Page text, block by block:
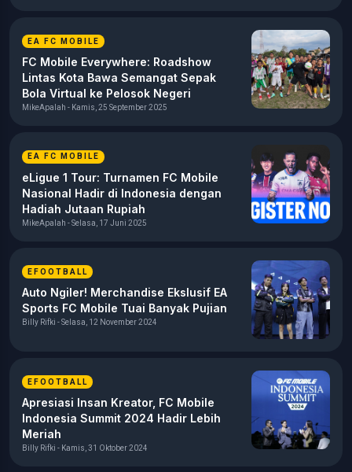
EA FC MOBILE
FC Mobile Everywhere: Roadshow
Lintas Kota Bawa Semangat Sepak
Bola Virtual ke Pelosok Negeri
MikeApalah - Kamis, 25 September 2025
EA FC MOBILE
eLigue 1 Tour: Turnamen FC Mobile
Nasional Hadir di Indonesia dengan
Hadiah Jutaan Rupiah
MikeApalah - Selasa, 17 Juni 2025
EFOOTBALL
Auto Ngiler! Merchandise Ekslusif EA
Sports FC Mobile Tuai Banyak Pujian
Billy Rifki - Selasa, 12 November 2024
EFOOTBALL
Apresiasi Insan Kreator, FC Mobile
Indonesia Summit 2024 Hadir Lebih
Meriah
Billy Rifki - Kamis, 31 Oktober 2024